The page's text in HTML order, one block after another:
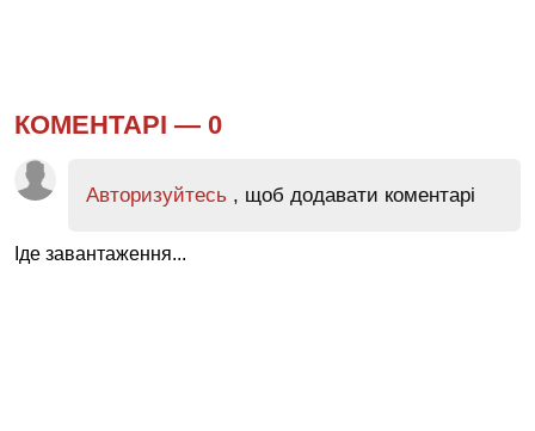
КОМЕНТАРІ — 0
Авторизуйтесь , щоб додавати коментарі
Іде завантаження...